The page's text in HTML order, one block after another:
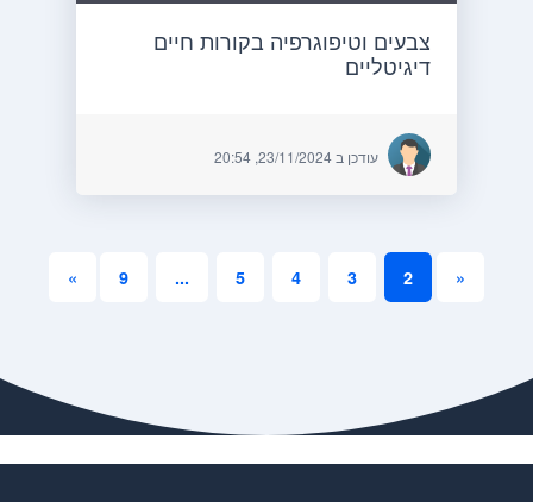
צבעים וטיפוגרפיה בקורות חיים
דיגיטליים
עודכן ב 23/11/2024, 20:54
«
2
3
4
5
...
9
»